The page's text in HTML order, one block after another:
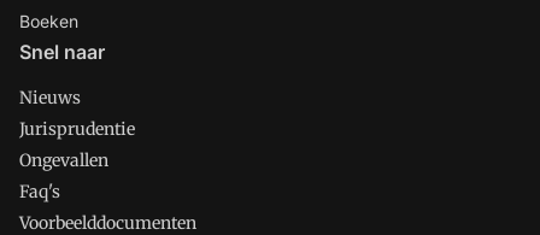
Boeken
Snel naar
Nieuws
Jurisprudentie
Ongevallen
Faq's
Voorbeelddocumenten